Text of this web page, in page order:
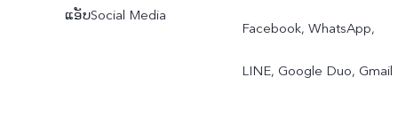
ແອັບSocial Media
Facebook, WhatsApp,
LINE, Google Duo, Gmail